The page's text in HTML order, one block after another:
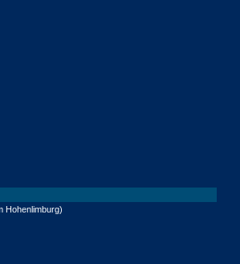
Hohenlimburg)